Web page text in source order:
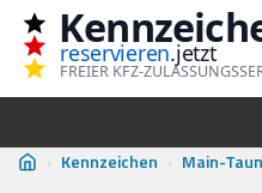
Zum
Inhalt
reservieren.jetzt
FREIER KFZ-
› Kennzeichen › Main-